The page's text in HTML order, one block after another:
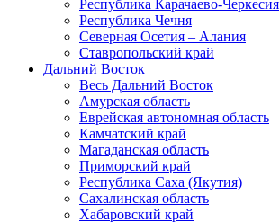
Республика Карачаево-Черкесия
Республика Чечня
Северная Осетия – Алания
Ставропольский край
Дальний Восток
Весь Дальний Восток
Амурская область
Еврейская автономная область
Камчатский край
Магаданская область
Приморский край
Республика Саха (Якутия)
Сахалинская область
Хабаровский край